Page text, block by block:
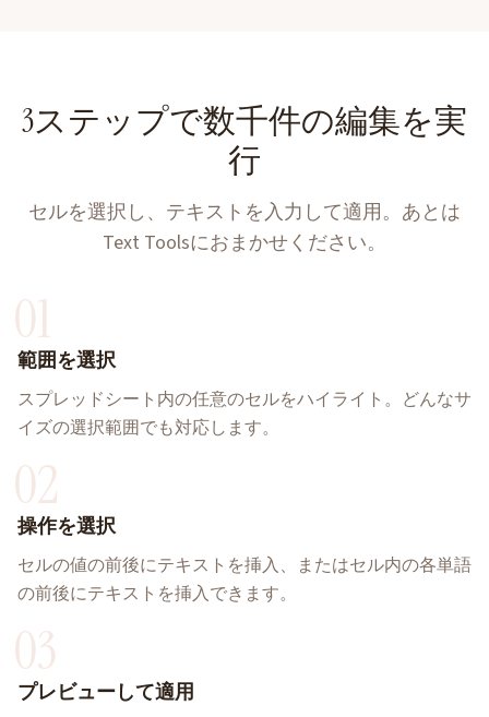
3ステップで数千件の編集を実
行
セルを選択し、テキストを入力して適用。あとは
Text Toolsにおまかせください。
01
範囲を選択
スプレッドシート内の任意のセルをハイライト。どんなサ
イズの選択範囲でも対応します。
02
操作を選択
セルの値の前後にテキストを挿入、またはセル内の各単語
の前後にテキストを挿入できます。
03
プレビューして適用